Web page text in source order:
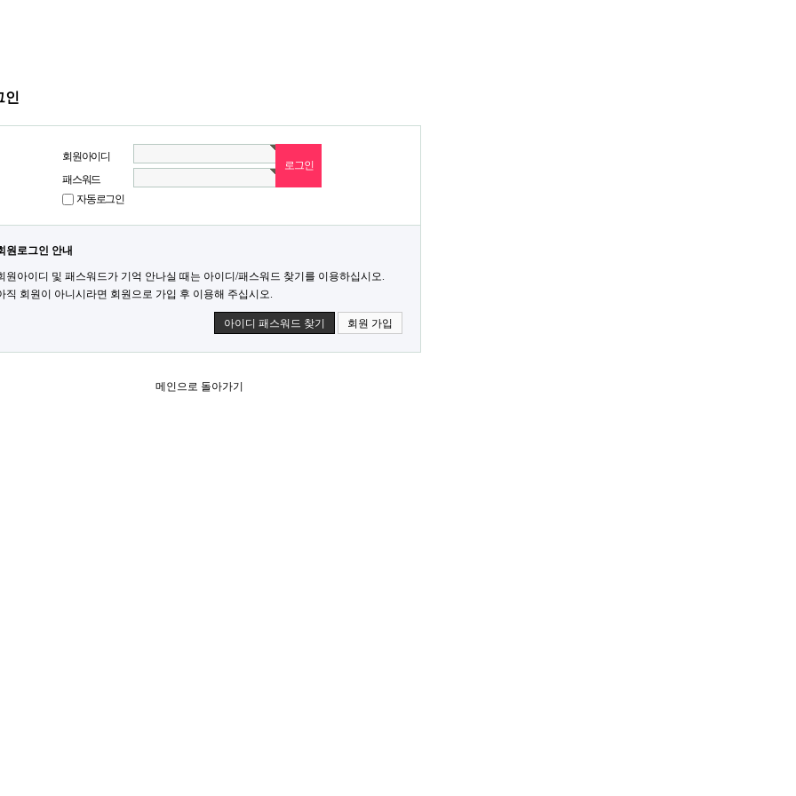
인
회원아이디
패스워드
자동로그인
원로그인 안내
원아이디 및 패스워드가 기억 안나실 때는 아이디/패스워드 찾기를 이용하십시오.
직 회원이 아니시라면 회원으로 가입 후 이용해 주십시오.
아이디 패스워드 찾기 회원 가입
메인으로 돌아가기